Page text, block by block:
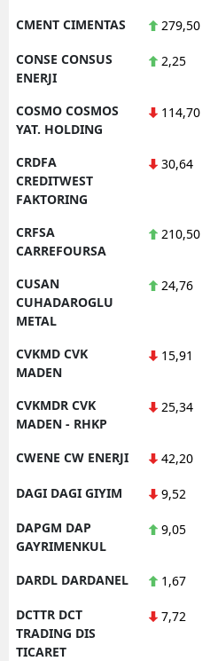
CMENT CIMENTAS 279,50
CONSE CONSUS
ENERJI
2,25
COSMO COSMOS
YAT. HOLDING
114,70
CRDFA
CREDITWEST
FAKTORING
30,64
CRFSA
CARREFOURSA
210,50
CUSAN
CUHADAROGLU
METAL
24,76
CVKMD CVK
MADEN
15,91
CVKMDR CVK
MADEN - RHKP
25,34
CWENE CW ENERJI 42,20
DAGI DAGI GIYIM 9,52
DAPGM DAP
GAYRIMENKUL
9,05
DARDL DARDANEL 1,67
DCTTR DCT
TRADING DIS
TICARET
7,72